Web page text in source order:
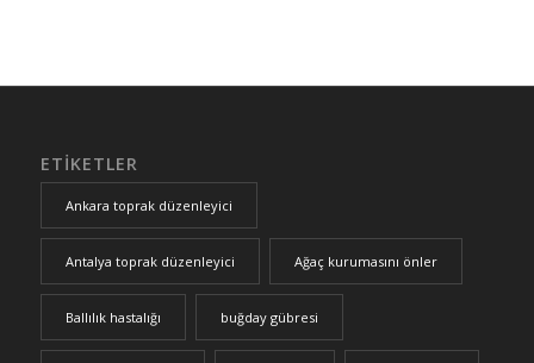
ETIKETLER
Ankara toprak düzenleyici
Antalya toprak düzenleyici Ağaç kurumasını önler
Ballılık hastalığı buğday gübresi